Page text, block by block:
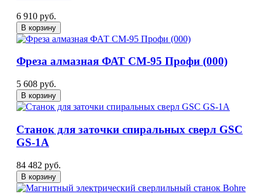
6 910 руб.
В корзину
Фреза алмазная ФАТ СМ-95 Профи (000)
5 608 руб.
В корзину
Станок для заточки спиральных сверл GSC
GS-1A
84 482 руб.
В корзину